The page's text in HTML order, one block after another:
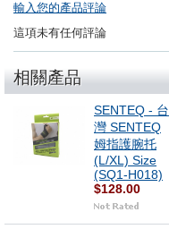
輸入您的產品評論
這項未有任何評論
相關產品
SENTEQ - 台
灣 SENTEQ
姆指護腕托
(L/XL) Size
(SQ1-H018)
$128.00